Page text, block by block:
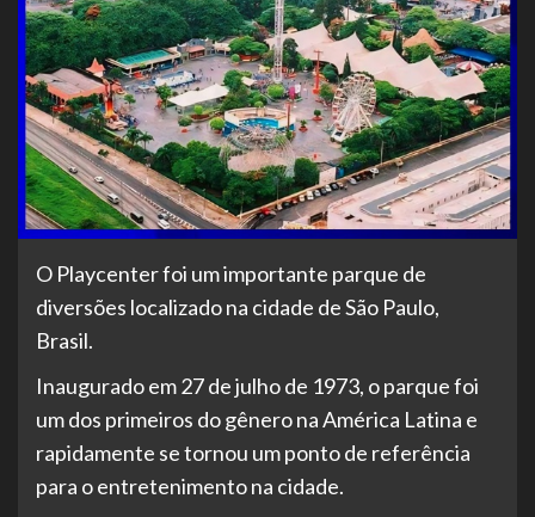
O Playcenter foi um importante parque de
diversões localizado na cidade de São Paulo,
Brasil.
Inaugurado em 27 de julho de 1973, o parque foi
um dos primeiros do gênero na América Latina e
rapidamente se tornou um ponto de referência
para o entretenimento na cidade.